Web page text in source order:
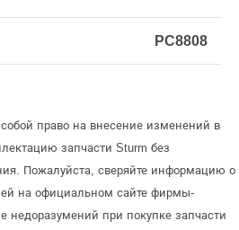
PC8808
право на внесение изменений в
запчасти Sturm без
Пожалуйста, сверяйте информацию о
на официальном сайте фирмы-
недоразумений при покупке запчасти